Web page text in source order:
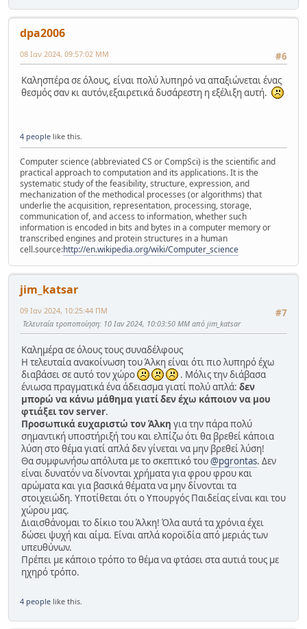
dpa2006
#6
08 Ιαν 2024, 09:57:02 ΜΜ
Καλησπέρα σε όλους, είναι πολύ λυπηρό να απαξιώνεται ένας
θεσμός σαν κι αυτόν,εξαιρετικά δυσάρεστη η εξέλιξη αυτή.
4 people like this.
Computer science (abbreviated CS or CompSci) is the scientific and
practical approach to computation and its applications. It is the
systematic study of the feasibility, structure, expression, and
mechanization of the methodical processes (or algorithms) that
underlie the acquisition, representation, processing, storage,
communication of, and access to information, whether such
information is encoded in bits and bytes in a computer memory or
transcribed engines and protein structures in a human
cell.source:http://en.wikipedia.org/wiki/Computer_science
jim_katsar
#7
09 Ιαν 2024, 10:25:44 ΠΜ
Τελευταία τροποποίηση: 10 Ιαν 2024, 10:03:50 ΜΜ από jim_katsar
Καλημέρα σε όλους τους συναδέλφους
Η τελευταία ανακοίνωση του Άλκη είναι ότι πιο λυπηρό έχω
διαβάσει σε αυτό τον χώρο
. Μόλις την διάβασα
ένιωσα πραγματικά ένα άδειασμα γιατί πολύ απλά: δεν
μπορώ να κάνω μάθημα γιατί δεν έχω κάποιον να μου
φτιάξει τον server.
Προσωπικά ευχαριστώ τον Άλκη για την πάρα πολύ
σημαντική υποστήριξή του και ελπίζω ότι θα βρεθεί κάποια
λύση στο θέμα γιατί απλά δεν γίνεται να μην βρεθεί λύση!
Θα συμφωνήσω απόλυτα με το σκεπτικό του@pgrontas. Δεν
είναι δυνατόν να δίνονται χρήματα για φρου φρου και
αρώματα και για βασικά θέματα να μην δίνονται τα
στοιχειώδη. Υποτίθεται ότι ο Υπουργός Παιδείας είναι και του
χώρου μας.
Διαισθάνομαι το δίκιο του Άλκη! Όλα αυτά τα χρόνια έχει
δώσει ψυχή και αίμα. Είναι απλά κοροϊδία από μεριάς των
υπευθύνων.
Πρέπει με κάποιο τρόπο το θέμα να φτάσει στα αυτιά τους με
ηχηρό τρόπο.
4 people like this.